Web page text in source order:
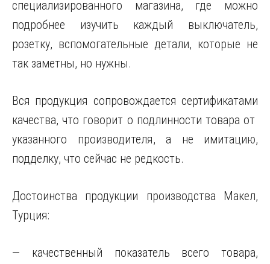
специализированного магазина, где можно
подробнее изучить каждый выключатель,
розетку, вспомогательные детали, которые не
так заметны, но нужны.
Вся продукция сопровождается сертификатами
качества, что говорит о подлинности товара от
указанного производителя, а не имитацию,
подделку, что сейчас не редкость.
Достоинства продукции производства Макел,
Турция:
— качественный показатель всего товара,